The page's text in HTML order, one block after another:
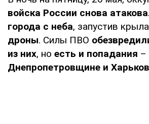
войска России снова
города с неба, запустив
дроны. Силы ПВО
из них, но есть и попадания –
Днепропетровщине и